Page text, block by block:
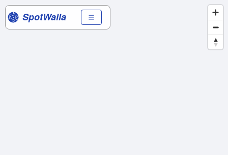
SpotWalla